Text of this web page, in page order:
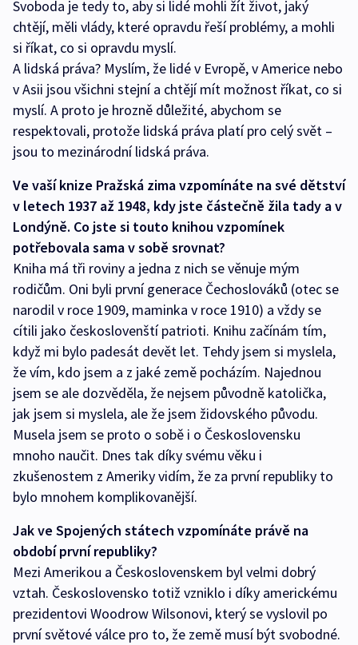
Svoboda je tedy to, aby si lidé mohli žít život, jaký
chtějí, měli vlády, které opravdu řeší problémy, a mohli
si říkat, co si opravdu myslí.
A lidská práva? Myslím, že lidé v Evropě, v Americe nebo
v Asii jsou všichni stejní a chtějí mít možnost říkat, co si
myslí. A proto je hrozně důležité, abychom se
respektovali, protože lidská práva platí pro celý svět –
jsou to mezinárodní lidská práva.
Ve vaší knize Pražská zima vzpomínáte na své dětství
v letech 1937 až 1948, kdy jste částečně žila tady a v
Londýně. Co jste si touto knihou vzpomínek
potřebovala sama v sobě srovnat?
Kniha má tři roviny a jedna z nich se věnuje mým
rodičům. Oni byli první generace Čechoslováků (otec se
narodil v roce 1909, maminka v roce 1910) a vždy se
cítili jako českoslovenští patrioti. Knihu začínám tím,
když mi bylo padesát devět let. Tehdy jsem si myslela,
že vím, kdo jsem a z jaké země pocházím. Najednou
jsem se ale dozvěděla, že nejsem původně katolička,
jak jsem si myslela, ale že jsem židovského původu.
Musela jsem se proto o sobě i o Československu
mnoho naučit. Dnes tak díky svému věku i
zkušenostem z Ameriky vidím, že za první republiky to
bylo mnohem komplikovanější.
Jak ve Spojených státech vzpomínáte právě na
období první republiky?
Mezi Amerikou a Československem byl velmi dobrý
vztah. Československo totiž vzniklo i díky americkému
prezidentovi Woodrow Wilsonovi, který se vyslovil po
první světové válce pro to, že země musí být svobodné.